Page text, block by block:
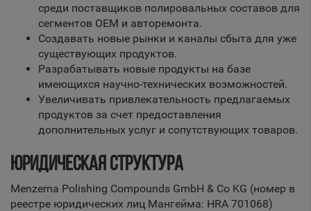
среди поставщиков полировальных составов для
сегментов OEM и авторемонта.
Создавать новые рынки и каналы сбыта для уже
существующих продуктов.
Разрабатывать новые продукты на базе
имеющихся научно-технических возможностей.
Увеличивать привлекательность предлагаемых
продуктов за счет предоставления
дополнительных услуг и сопутствующих товаров.
ЮРИДИЧЕСКАЯ СТРУКТУРА
Menzerna Polishing Compounds GmbH & Co KG (номер в
реестре юридических лиц Мангейма: HRA 701068)